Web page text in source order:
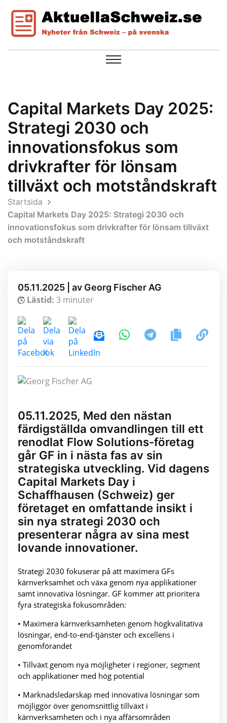
Capital Markets Day 2025:
Strategi 2030 och
innovationsfokus som
drivkrafter för lönsam
tillväxt och motståndskraft
Startsida
Capital Markets Day 2025: Strategi 2030 och
innovationsfokus som drivkrafter för lönsam tillväxt
och motståndskraft
05.11.2025 | av Georg Fischer AG
Lästid: 3 minuter
05.11.2025, Med den nästan
färdigställda omvandlingen till ett
renodlat Flow Solutions-företag
går GF in i nästa fas av sin
strategiska utveckling. Vid dagens
Capital Markets Day i
Schaffhausen (Schweiz) ger
företaget en omfattande insikt i
sin nya strategi 2030 och
presenterar några av sina mest
lovande innovationer.
Strategi 2030 fokuserar på att maximera GFs
kärnverksamhet och växa genom nya applikationer
samt innovativa lösningar. GF kommer att prioritera
fyra strategiska fokusområden:
• Maximera kärnverksamheten genom högkvalitativa
lösningar, end-to-end-tjänster och excellens i
genomförandet
• Tillväxt genom nya möjligheter i regioner, segment
och applikationer med hög potential
• Marknadsledarskap med innovativa lösningar som
möjliggör över genomsnittlig tillväxt i
kärnverksamheten och i nya affärsområden